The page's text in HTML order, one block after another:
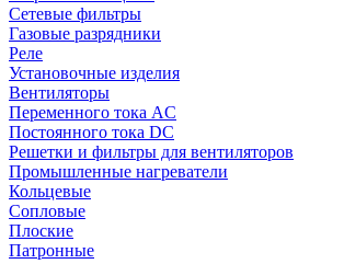
Сетевые фильтры
Газовые разрядники
Реле
Установочные изделия
Вентиляторы
Переменного тока AC
Постоянного тока DC
Решетки и фильтры для вентиляторов
Промышленные нагреватели
Кольцевые
Сопловые
Плоские
Патронные